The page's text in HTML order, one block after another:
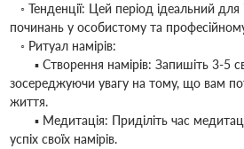
◦ Тенденції: Цей період ідеальний для
починань у особистому та
◦ Ритуал намірів:
▪ Створення намірів: Запишіть 3-5
зосереджуючи увагу на тому, що вам
життя.
▪ Медитація: Приділіть час
успіх своїх намірів.